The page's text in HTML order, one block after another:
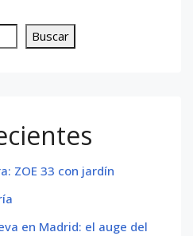
Buscar
ZOE 33 con jardín
en Madrid: el auge del